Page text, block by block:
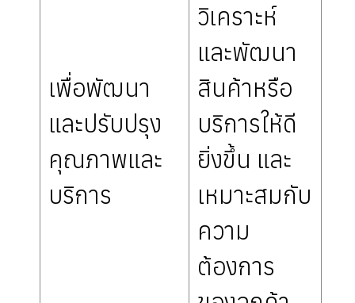
เพื่อพัฒนา
และปรับปรุง
คุณภาพและ
บริการ
วิเคราะห์
และพัฒนา
สินค้าหรือ
บริการให้ดี
ยิ่งขึ้น และ
เหมาะสมกับ
ความ
ต้องการ